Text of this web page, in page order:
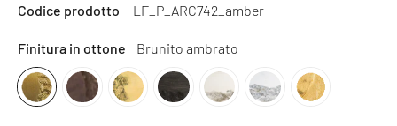
Codice prodotto LF_P_ARC742_amber
Finitura in ottone Brunito ambrato